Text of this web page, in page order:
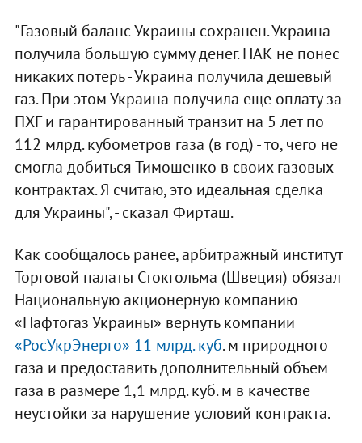
"Газовый баланс Украины сохранен. Украина
получила большую сумму денег. НАК не понес
никаких потерь - Украина получила дешевый
газ. При этом Украина получила еще оплату за
ПХГ и гарантированный транзит на 5 лет по
112 млрд. кубометров газа (в год) - то, чего не
смогла добиться Тимошенко в своих газовых
контрактах. Я считаю, это идеальная сделка
для Украины", - сказал Фирташ.
Как сообщалось ранее, арбитражный институт
Торговой палаты Стокгольма (Швеция) обязал
Национальную акционерную компанию
«Нафтогаз Украины» вернуть компании
«РосУкрЭнерго» 11 млрд. куб. м природного
газа и предоставить дополнительный объем
газа в размере 1,1 млрд. куб. м в качестве
неустойки за нарушение условий контракта.